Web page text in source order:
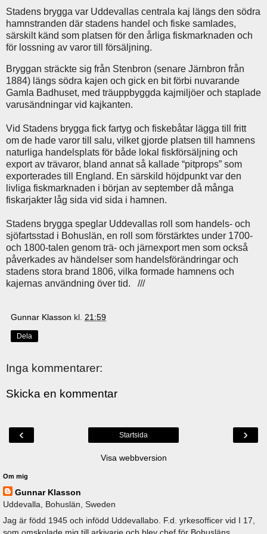
Stadens brygga var Uddevallas centrala kaj längs den södra
hamnstranden där stadens handel och fiske samlades,
särskilt känd som platsen för den årliga fiskmarknaden och
för lossning av varor till försäljning.
Bryggan sträckte sig från Stenbron (senare Järnbron från
1884) längs södra kajen och gick en bit förbi nuvarande
Gamla Badhuset, med träuppbyggda kajmiljöer och staplade
varusändningar vid kajkanten.
Vid Stadens brygga fick fartyg och fiskebåtar lägga till fritt
om de hade varor till salu, vilket gjorde platsen till hamnens
naturliga handelsplats för både lokal fiskförsäljning och
export av trävaror, bland annat så kallade “pitprops” som
exporterades till England. En särskild höjdpunkt var den
livliga fiskmarknaden i början av september då många
fiskarjakter låg sida vid sida i hamnen.
Stadens brygga speglar Uddevallas roll som handels- och
sjöfartsstad i Bohuslän, en roll som förstärktes under 1700-
och 1800-talen genom trä- och järnexport men som också
påverkades av händelser som handelsförändringar och
stadens stora brand 1806, vilka formade hamnens och
kajernas användning över tid. ///
Gunnar Klasson kl. 21:59
Dela
Inga kommentarer:
Skicka en kommentar
‹ ›
Startsida
Visa webbversion
Om mig
Gunnar Klasson
Uddevalla, Bohuslän, Sweden
Jag är född 1945 och infödd Uddevallabo. F.d. yrkesofficer vid I 17,
som omskolade mig till arkivarie och blev chef för Bohusläns